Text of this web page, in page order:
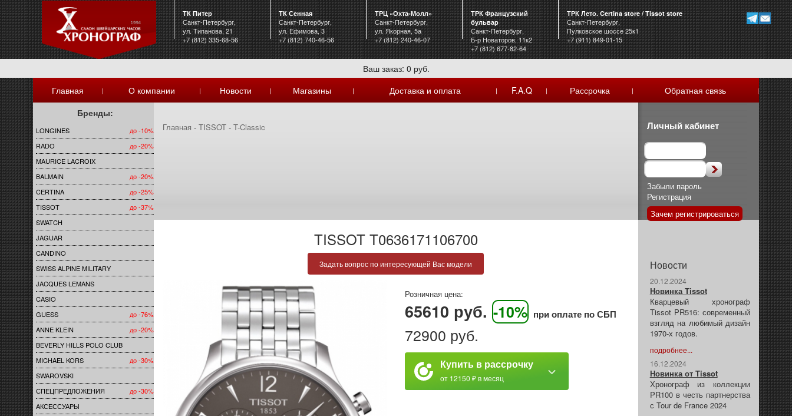
ТК Питер
Санкт-Петербург,
ул. Типанова, 21
+7 (812) 335-68-56
ТК Сенная
Санкт-Петербург,
ул. Ефимова, 3
+7 (812) 740-46-56
ТРЦ «Охта-Молл»
Санкт-Петербург,
ул. Якорная, 5а
+7 (812) 240-46-07
ТРК Французский
бульвар
Санкт-Петербург,
Б-р Новаторов, 11к2
+7 (812) 677-82-64
ТРК Лето. Certina store / Tissot store
Санкт-Петербург,
Пулковское шоссе 25к1
+7 (911) 849-01-15
Ваш заказ: 0 руб.
Главная
| О компании | Новости | Магазины | Доставка и оплата | F.A.Q | Рассрочка | Обратная связь |
Бренды:
LONGINES
до -10%
RADO
до -20%
MAURICE LACROIX
BALMAIN
до -20%
CERTINA
до -25%
TISSOT
до -37%
SWATCH
JAGUAR
CANDINO
SWISS ALPINE MILITARY
JACQUES LEMANS
CASIO
GUESS
до -76%
ANNE KLEIN
до -20%
BEVERLY HILLS POLO CLUB
MICHAEL KORS
до -30%
SWAROVSKI
СПЕЦПРЕДЛОЖЕНИЯ
до -30%
АКСЕССУАРЫ
Главная -TISSOT -T-Classic
TISSOT T0636171106700
Задать вопрос по интересующей Вас модели
Розничная цена:
65610 руб. -10% при оплате по СБП
72900 руб.
Купить в рассрочку
от 12150 ₽ в месяц
Личный кабинет
Забыли пароль
Регистрация
Зачем регистрироваться
Новости
20.12.2024
Новинка Tissot
Кварцевый хронограф
Tissot PR516: современный
взгляд на любимый дизайн
1970-х годов.
подробнее...
16.12.2024
Новинка от Tissot
Хронограф из коллекции
PR100 в честь партнерства
с Tour de France 2024